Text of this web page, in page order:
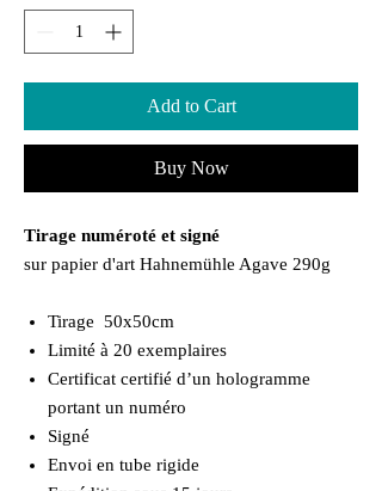
Add to Cart
Buy Now
Tirage numéroté et signé
sur papier d'art Hahnemühle Agave 290g
Tirage 50x50cm
Limité à 20 exemplaires
Certificat certifié d’un hologramme
portant un numéro
Signé
Envoi en tube rigide